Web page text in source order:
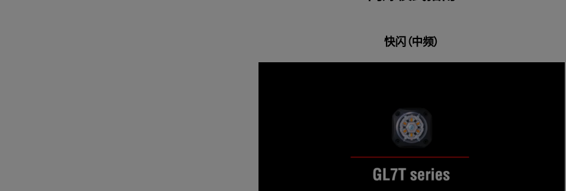
快闪（中频）